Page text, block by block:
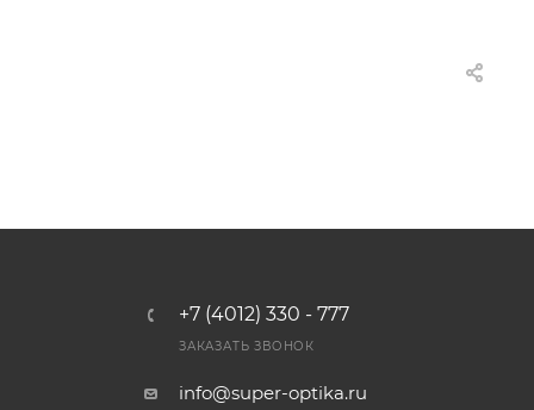
+7 (4012) 330 - 777
ЗАКАЗАТЬ ЗВОНОК
info@super-optika.ru